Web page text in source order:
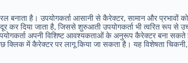
बनाता है। उपयोगकर्ता आसानी से कैरेक्टर, सामान और
दिया जाता है, जिससे शुरुआती उपयोगकर्ता भी त्वरित रूप से
अपनी विशिष्ट आवश्यकताओं के अनुरूप कैरेक्टर बना सकते
क्लिक में कैरेक्टर पर लागू किया जा सकता है। यह विशेषता